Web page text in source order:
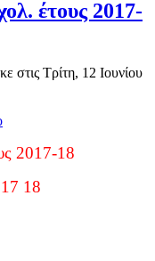
έτους 2017-
στις Τρίτη, 12 Ιουνίου
2017-18